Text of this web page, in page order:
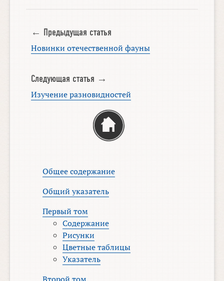
← Предыдущая статья
Новинки отечественной фауны
Следующая статья →
Изучение разновидностей
Общее содержание
Общий указатель
Первый том
Содержание
Рисунки
Цветные таблицы
Указатель